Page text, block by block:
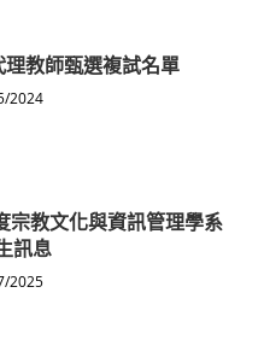
教師甄選複試名單
2024
宗教文化與資訊管理學系
訊息
2025